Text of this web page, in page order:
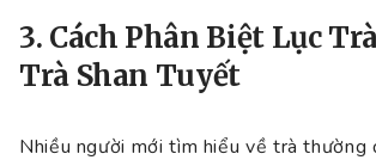
3. Cách Phân Biệt Lục
Trà Shan Tuyết
Nhiều người mới tìm hiểu về trà thường